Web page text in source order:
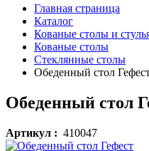
Главная страница
Каталог
Кованые столы и
Кованые столы
Стеклянные столы
Обеденный стол
Обеденный стол
Артикул : 410047